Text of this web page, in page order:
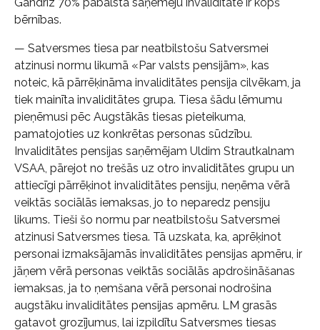
bērnības.
— Satversmes tiesa par neatbilstošu Satversmei
atzinusi normu likumā «Par valsts pensijām», kas
noteic, kā pārrēķināma invaliditātes pensija cilvēkam, ja
tiek mainīta invaliditātes grupa. Tiesa šādu lēmumu
pieņēmusi pēc Augstākās tiesas pieteikuma,
pamatojoties uz konkrētas personas sūdzību.
Invaliditātes pensijas saņēmējam Uldim Strautkalnam
VSAA, pārejot no trešās uz otro invaliditātes grupu un
attiecīgi pārrēķinot invaliditātes pensiju, neņēma vērā
veiktās sociālās iemaksas, jo to neparedz pensiju
likums. Tieši šo normu par neatbilstošu Satversmei
atzinusi Satversmes tiesa. Tā uzskata, ka, aprēķinot
personai izmaksājamās invaliditātes pensijas apmēru, ir
jāņem vērā personas veiktās sociālās apdrošināšanas
iemaksas, ja to ņemšana vērā personai nodrošina
augstāku invaliditātes pensijas apmēru. LM grasās
gatavot grozījumus, lai izpildītu Satversmes tiesas